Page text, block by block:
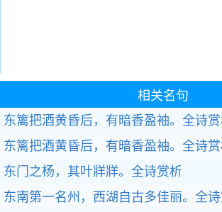
相关名句
东篱把酒黄昏后，有暗香盈袖。 全诗
东篱把酒黄昏后，有暗香盈袖。 全诗
东门之杨，其叶牂牂。 全诗赏析
东南第一名州，西湖自古多佳丽。 全